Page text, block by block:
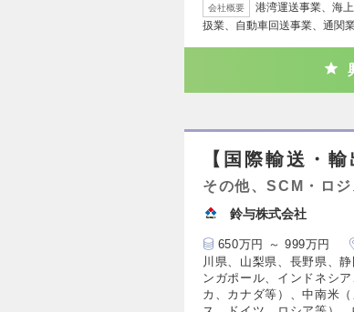
会社概要
港湾運送事業、海
扱業、自動車回送事業、通関
【国際輸送・
その他、SCM・ロ
鈴与株式会社
650万円 ～ 999万円
川県、山梨県、長野県、
ンガポール、インドネシ
カ、カナダ等）、中南米